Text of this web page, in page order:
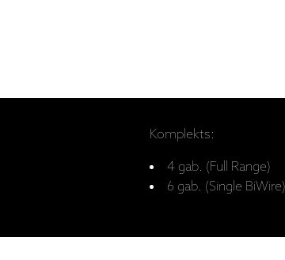
Komplekts:
4 gab. (Full Range)
6 gab. (Single BiWire)